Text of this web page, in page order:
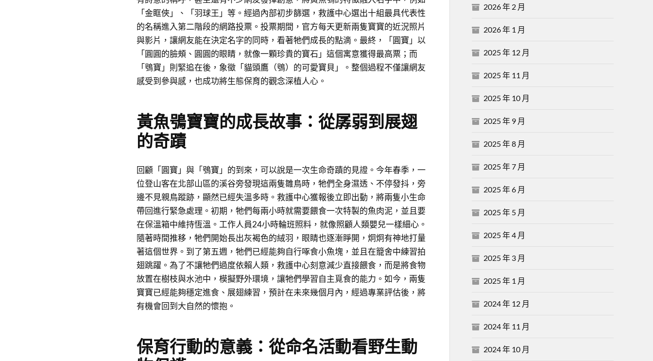
「金眶俠」、「羽球王」等。經過內部初步篩選，救護中心選出十組最具代表性
的名稱進入第二階段的網路投票。投票期間，官方每天更新兩隻寶寶的近況照片
與影片，讓網友能在決定名字的同時，看著牠們成長的點滴。最終，「圓寶」以
「圓圓的臉頰、圓圓的眼睛，就像一顆珍貴的寶石」這個寓意獲得最高票；而
「鴞寶」則緊追在後，象徵「貓頭鷹（鴞）的可愛寶貝」。整個過程不僅讓網友
感受到參與感，也成功將生態保育的觀念深植人心。
黃魚鴞寶寶的成長故事：從孱弱到展翅
的奇蹟
回顧「圓寶」與「鴞寶」的到來，可以說是一次生命奇蹟的見證。今年春季，一
位登山客在北部山區的溪谷旁發現這兩隻雛鳥時，牠們全身濕透、不停發抖，旁
邊不見親鳥蹤跡，顯然已經失溫多時。救護中心獲報後立即出動，將兩隻小生命
帶回進行緊急處理。初期，牠們每兩小時就需要餵食一次特製的魚肉泥，並且要
在保溫箱中維持恆溫。工作人員24小時輪班照料，就像照顧人類嬰兒一樣細心。
隨著時間推移，牠們開始長出灰褐色的絨羽，眼睛也逐漸睜開，炯炯有神地打量
著這個世界。到了第五週，牠們已經能夠自行啄食小魚塊，並且在籠舍中練習拍
翅跳躍。為了不讓牠們過度依賴人類，救護中心刻意減少直接餵食，而是將食物
放置在樹枝與水池中，模擬野外環境，讓牠們學習自主覓食的能力。如今，兩隻
寶寶已經能夠穩定進食、展翅練習，預計在未來幾個月內，經過專業評估後，將
有機會回到大自然的懷抱。
保育行動的意義：從命名活動看野生動
2026 年 2 月
2026 年 1 月
2025 年 12 月
2025 年 11 月
2025 年 10 月
2025 年 9 月
2025 年 8 月
2025 年 7 月
2025 年 6 月
2025 年 5 月
2025 年 4 月
2025 年 3 月
2025 年 1 月
2024 年 12 月
2024 年 11 月
2024 年 10 月